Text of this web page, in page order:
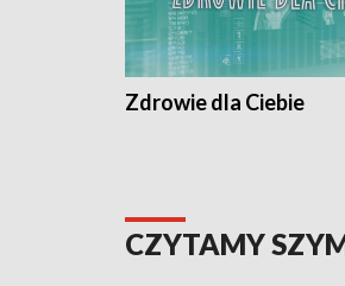
Zdrowie dla Ciebie
CZYTAMY